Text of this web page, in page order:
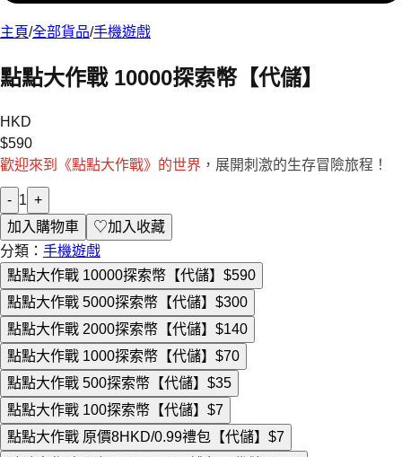
主頁/全部貨品/手機遊戲
點點大作戰 10000探索幣【代儲】
HKD
$590
歡迎來到《點點大作戰》的世界 ，展開刺激的生存冒險旅程！
- 1 +
加入購物車
♡加入收藏
分類： 手機遊戲
點點大作戰 10000探索幣【代儲】 $590
點點大作戰 5000探索幣【代儲】 $300
點點大作戰 2000探索幣【代儲】 $140
點點大作戰 1000探索幣【代儲】 $70
點點大作戰 500探索幣【代儲】 $35
點點大作戰 100探索幣【代儲】 $7
點點大作戰 原價8HKD/0.99禮包【代儲】 $7